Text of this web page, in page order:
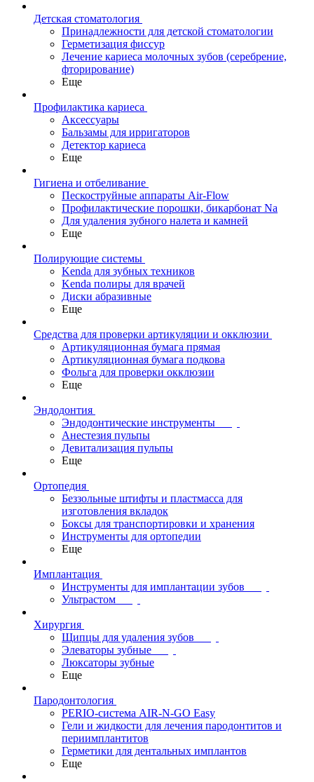
Детская стоматология
Принадлежности для детской стоматологии
Герметизация фиссур
Лечение кариеса молочных зубов (серебрение,
фторирование)
Еще
Профилактика кариеса
Аксессуары
Бальзамы для ирригаторов
Детектор кариеса
Еще
Гигиена и отбеливание
Пескоструйные аппараты Air-Flow
Профилактические порошки, бикарбонат Na
Для удаления зубного налета и камней
Еще
Полирующие системы
Kenda для зубных техников
Kenda полиры для врачей
Диски абразивные
Еще
Средства для проверки артикуляции и окклюзии
Артикуляционная бумага прямая
Артикуляционная бумага подкова
Фольга для проверки окклюзии
Еще
Эндодонтия
Эндодонтические инструменты
Анестезия пульпы
Девитализация пульпы
Еще
Ортопедия
Беззольные штифты и пластмасса для
изготовления вкладок
Боксы для транспортировки и хранения
Инструменты для ортопедии
Еще
Имплантация
Инструменты для имплантации зубов
Ультрастом
Хирургия
Щипцы для удаления зубов
Элеваторы зубные
Люксаторы зубные
Еще
Пародонтология
PERIO-система AIR-N-GO Easy
Гели и жидкости для лечения пародонтитов и
периимплантитов
Герметики для дентальных имплантов
Еще